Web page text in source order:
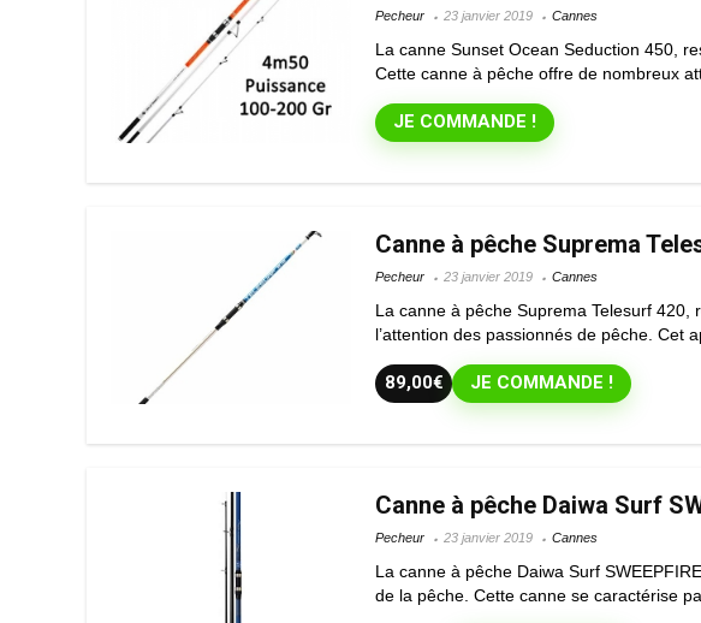
Pecheur 23 janvier 2019 Cannes
La canne Sunset Ocean Seduction 450,
Cette canne à pêche offre de nombreux
JE COMMANDE !
Canne à pêche Suprema
Pecheur 23 janvier 2019 Cannes
La canne à pêche Suprema Telesurf
l’attention des passionnés de pêche. Cet
89,00€ JE COMMANDE !
Canne à pêche Daiwa Surf
Pecheur 23 janvier 2019 Cannes
La canne à pêche Daiwa Surf
de la pêche. Cette canne se caractérise